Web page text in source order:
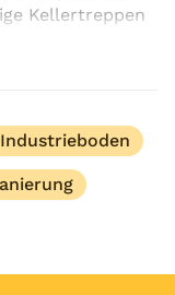
Kellertreppen
sich
Industrieboden